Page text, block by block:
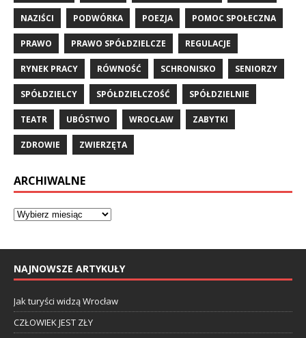
NAZIŚCI PODWÓRKA POEZJA POMOC SPOŁECZNA
PRAWO PRAWO SPÓŁDZIELCZE REGULACJE
RYNEK PRACY RÓWNOŚĆ SCHRONISKO SENIORZY
SPÓŁDZIELCY SPÓŁDZIELCZOŚĆ SPÓŁDZIELNIE
TEATR UBÓSTWO WROCŁAW ZABYTKI
ZDROWIE ZWIERZĘTA
ARCHIWALNE
NAJNOWSZE ARTYKUŁY
Jak turyści widzą Wrocław
CZŁOWIEK JEST ZŁY